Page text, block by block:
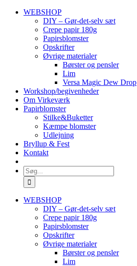
Skip
WEBSHOP
DIY – Gør-det-selv sæt
Crepe papir 180g
Papirsblomster
Opskrifter
Øvrige materialer
Børster og pensler
Lim
Versa Magic Dew Drop
Workshop/begivenheder
Om Virkeværk
Papirblomster
Stilke&Buketter
Kæmpe blomster
Udlejning
Bryllup & Fest
Kontakt
Søg
efter:
WEBSHOP
DIY – Gør-det-selv sæt
Crepe papir 180g
Papirsblomster
Opskrifter
Øvrige materialer
Børster og pensler
Lim